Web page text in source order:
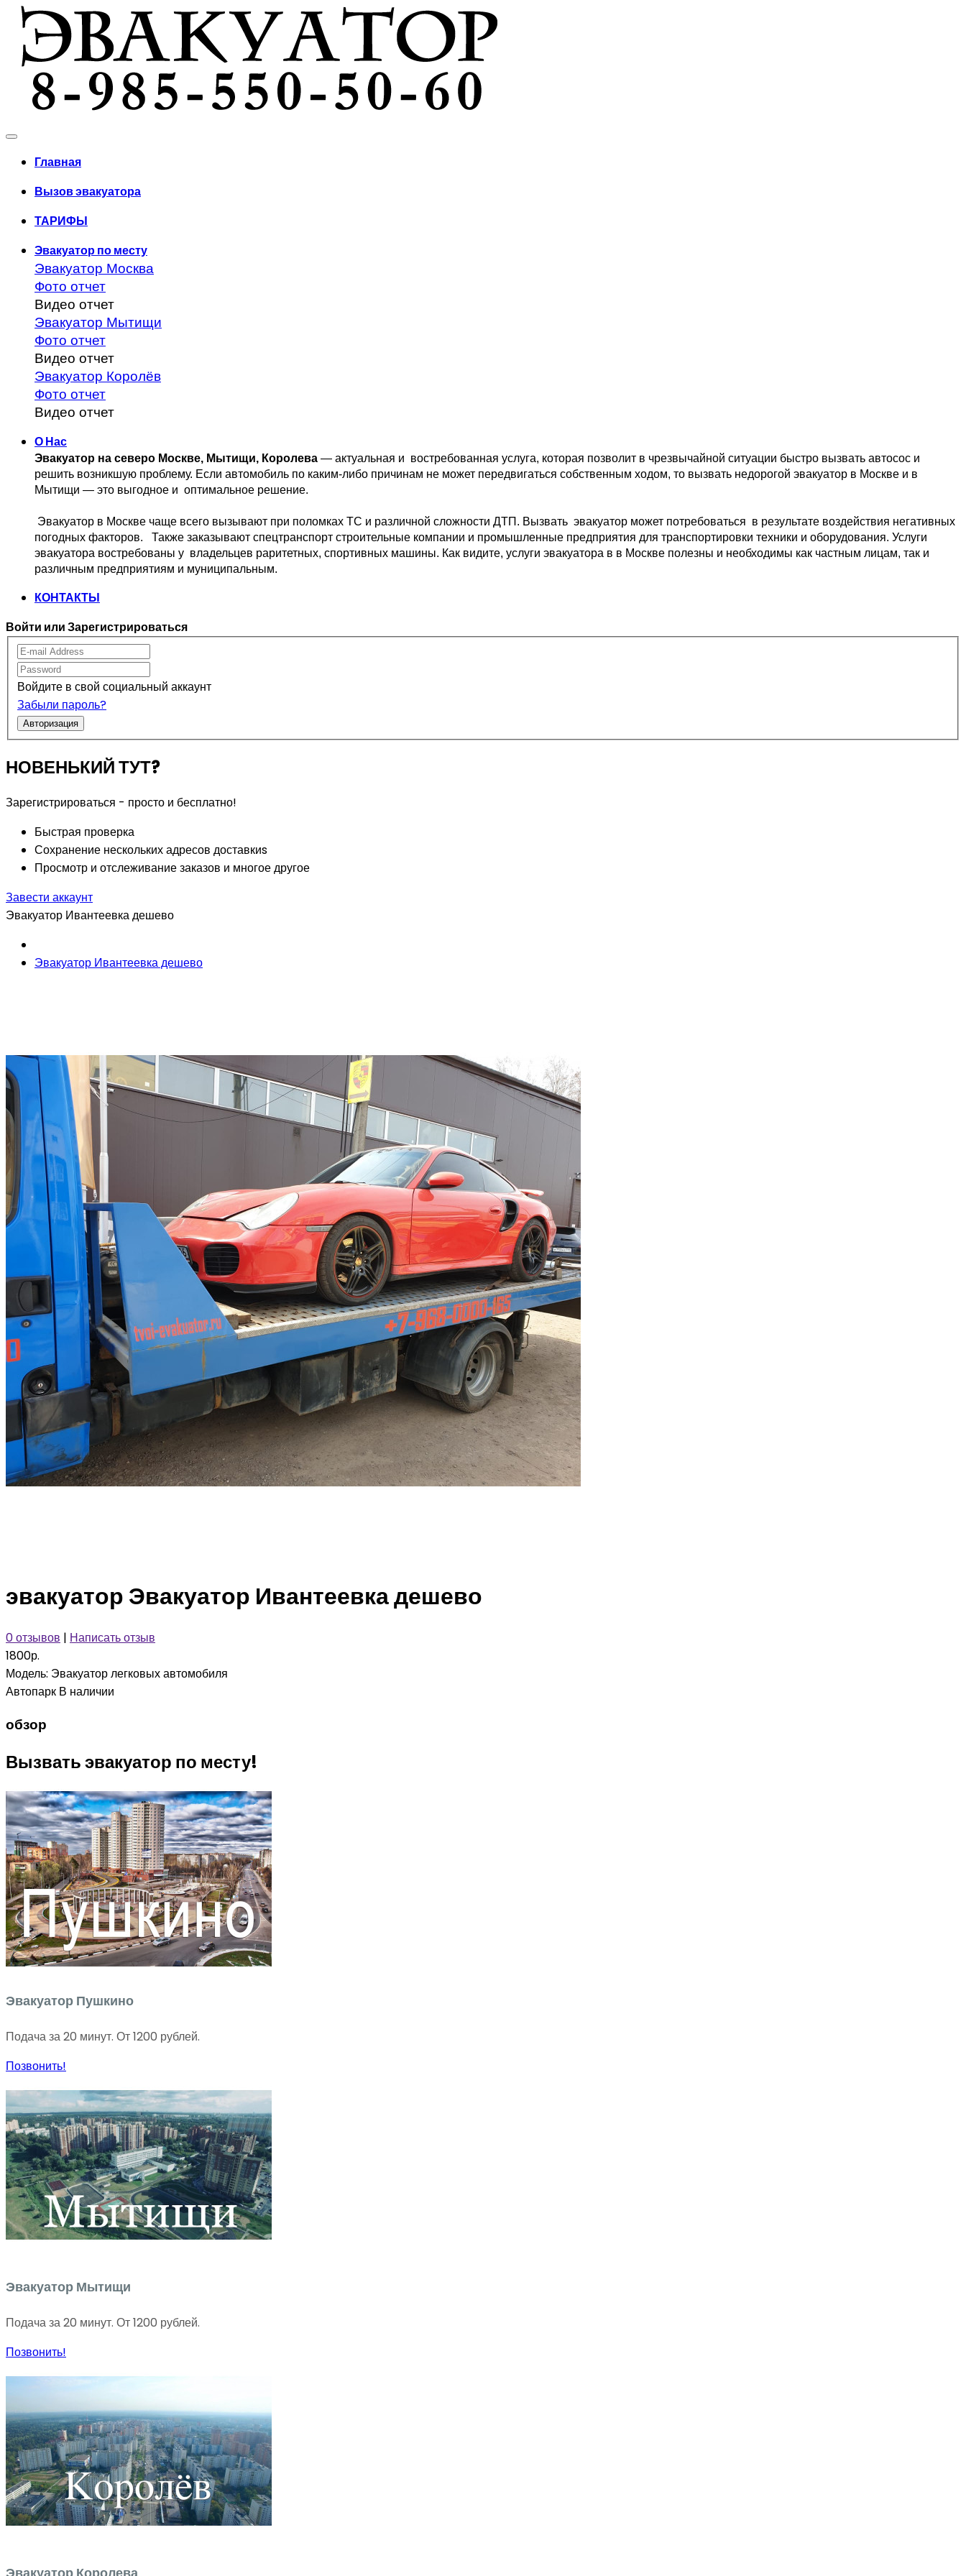
Главная
Вызов эвакуатора
ТАРИФЫ
Эвакуатор по месту
Эвакуатор Москва
Фото отчет
Видео отчет
Эвакуатор Мытищи
Фото отчет
Видео отчет
Эвакуатор Королёв
Фото отчет
Видео отчет
О Нас
Эвакуатор на северо Москве, Мытищи, Королева — актуальная и востребованная услуга, которая позволит в чрезвычайной ситуации быстро вызвать автосос и
решить возникшую проблему. Если автомобиль по каким-либо причинам не может передвигаться собственным ходом, то вызвать недорогой эвакуатор в Москве и в
Мытищи — это выгодное и оптимальное решение.
Эвакуатор в Москве чаще всего вызывают при поломках ТС и различной сложности ДТП. Вызвать  эвакуатор может потребоваться  в результате воздействия негативных
погодных факторов.   Также заказывают спецтранспорт строительные компании и промышленные предприятия для транспортировки техники и оборудования. Услуги
эвакуатора востребованы у  владельцев раритетных, спортивных машины. Как видите, услуги эвакуатора в в Москве полезны и необходимы как частным лицам, так и
различным предприятиям и муниципальным.
КОНТАКТЫ
Войти или Зарегистрироваться
Войдите в свой социальный аккаунт
Забыли пароль?
Авторизация
НОВЕНЬКИЙ ТУТ?
Зарегистрироваться - просто и бесплатно!
Быстрая проверка
Сохранение нескольких адресов доставкиs
Просмотр и отслеживание заказов и многое другое
Завести аккаунт
Эвакуатор Ивантеевка дешево
Эвакуатор Ивантеевка дешево
эвакуатор Эвакуатор Ивантеевка дешево
0 отзывов | Написать отзыв
1800р.
Модель: Эвакуатор легковых автомобиля
Автопарк В наличии
обзор
Вызвать эвакуатор по месту!
Эвакуатор Пушкино
Подача за 20 минут. От 1200 рублей.
Позвонить!
Эвакуатор Мытищи
Подача за 20 минут. От 1200 рублей.
Позвонить!
Эвакуатор Королева